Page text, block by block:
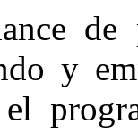
de
y